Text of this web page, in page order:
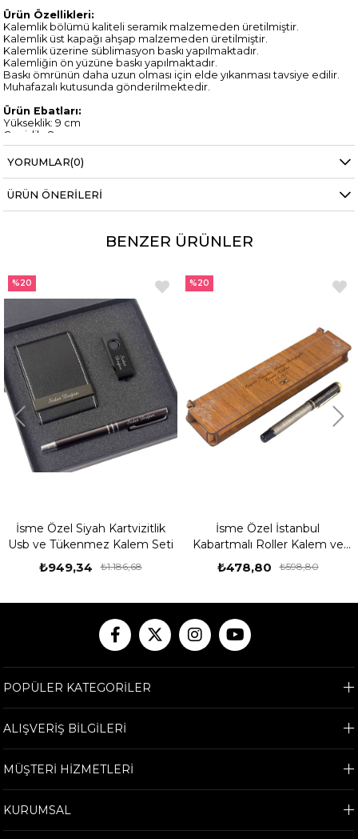
Ürün Özellikleri:
Kalemlik bölümü kaliteli seramik malzemeden üretilmiştir.
Kalemlik üst kapağı ahşap malzemeden üretilmiştir.
Kalemlik üzerine süblimasyon baskı yapılmaktadır.
Kalemliğin ön yüzüne baskı yapılmaktadır.
Baskı ömrünün daha uzun olması için elde yıkanması tavsiye edilir.
Muhafazalı kutusunda gönderilmektedir.
Ürün Ebatları:
Yükseklik: 9 cm
Genişlik: 8 cm
Uzunluk: 8 cm
Paket İçeriği:
YORUMLAR(0)
ÜRÜN ÖNERILERI
BENZER ÜRÜNLER
İsme Özel Siyah Kartvizitlik
Usb ve Tükenmez Kalem Seti
₺949,34 ₺1.186,68
%20
İsme Özel İstanbul
Kabartmalı Roller Kalem ve
Ahşap Kutu Seti
₺478,80 ₺598,80
%20
POPÜLER KATEGORİLER
ALIŞVERİŞ BİLGİLERİ
MÜŞTERİ HİZMETLERİ
KURUMSAL